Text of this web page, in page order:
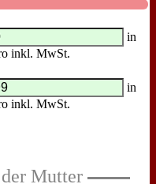
in
inkl. MwSt.
in
inkl. MwSt.